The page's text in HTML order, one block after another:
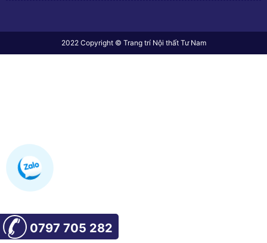
2022 Copyright © Trang trí Nội thất Tư Nam
0797 705 282